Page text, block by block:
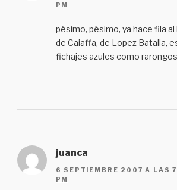
PM
pésimo, pésimo, ya hace fila al
de Caiaffa, de Lopez Batalla,
fichajes azules como
juanca
6 SEPTIEMBRE 2007 A LAS
PM